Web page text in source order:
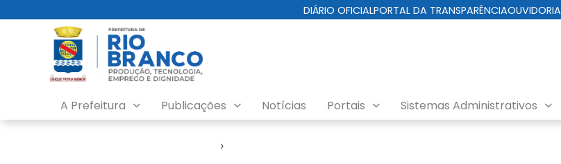
DIÁRIO OFICIALPORTAL DA TRANSPARÊNCIAOUVIDORIA
A Prefeitura Publicações Notícias Portais Sistemas Administrativos
›